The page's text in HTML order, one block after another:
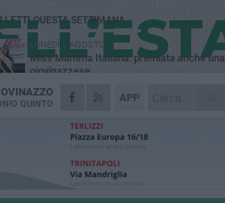
APP
QUINTO
LETTI QUESTA SETTIMANA
LUNEDÌ 3 AGOSTO
Miss Mamma Italiana: premiata anche una
giovinazzese
MARTEDÌ 4 AGOSTO
Liquidi oleosi sul litorale di Giovinazzo,
VENERDÌ 7 AGOSTO
Lavori sul litorale, gli aggiornamenti del